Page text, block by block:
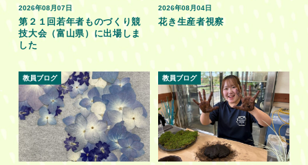
2026年08月07日
第２１回若年者ものづくり競
技大会（富山県）に出場しま
した
2026年08月04日
花き生産者視察
教員ブログ 教員ブログ